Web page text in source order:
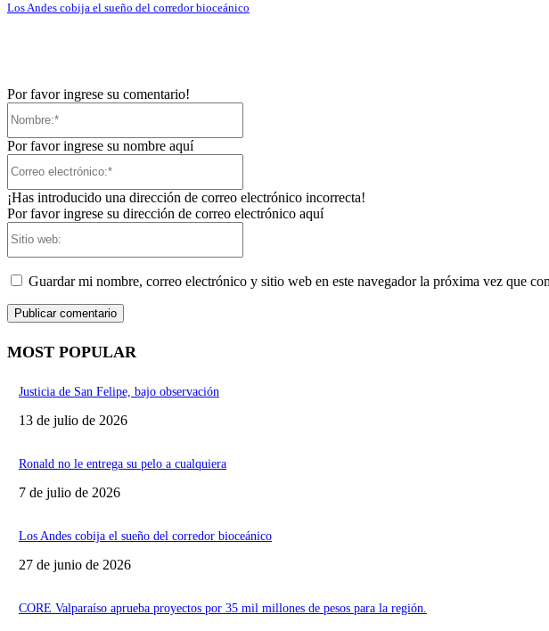
Los Andes cobija el sueño del corredor bioceánico
Por favor ingrese su comentario!
Por favor ingrese su nombre aquí
¡Has introducido una dirección de correo electrónico incorrecta!
Por favor ingrese su dirección de correo electrónico aquí
Guardar mi nombre, correo electrónico y sitio web en este navegador la próxima vez que
MOST POPULAR
Justicia de San Felipe, bajo observación
13 de julio de 2026
Ronald no le entrega su pelo a cualquiera
7 de julio de 2026
Los Andes cobija el sueño del corredor bioceánico
27 de junio de 2026
CORE Valparaíso aprueba proyectos por 35 mil millones de pesos para la región.